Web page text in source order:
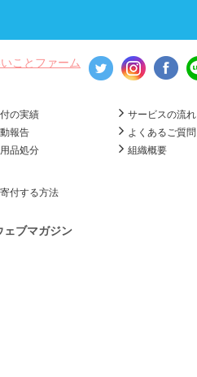
ことファーム
の実績
サービスの流れ
報告
よくあるご質問
品処分
組織概要
付する方法
ェブマガジン